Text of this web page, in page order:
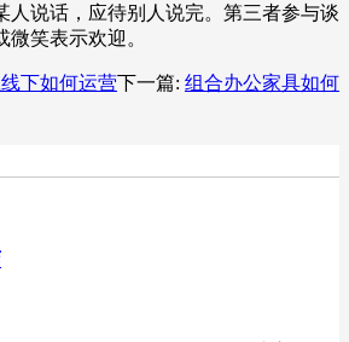
人说话，应待别人说完。第三者参与谈
笑表示欢迎。
下如何运营下一篇: 组合办公家具如何